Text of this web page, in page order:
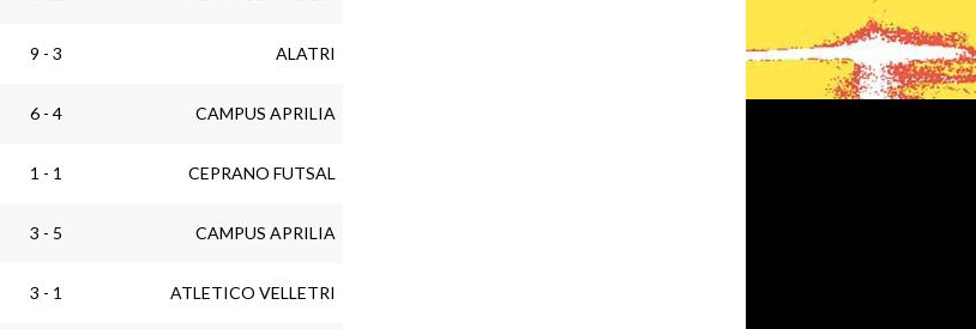
9 - 3 ALATRI
6 - 4 CAMPUS APRILIA
1 - 1 CEPRANO FUTSAL
3 - 5 CAMPUS APRILIA
3 - 1 ATLETICO VELLETRI